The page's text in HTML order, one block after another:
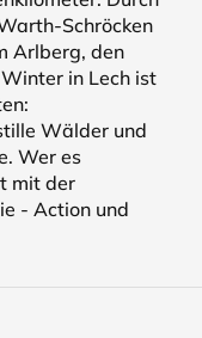
Schröcken
Arlberg, den
in Lech ist
Wälder und
Wer es
mit der
- Action und